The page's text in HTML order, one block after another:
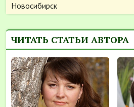
Новосибирск
ЧИТАТЬ СТАТЬИ АВТОРА